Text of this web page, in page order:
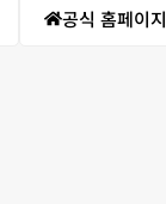
공식 홈페이지